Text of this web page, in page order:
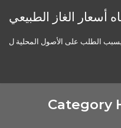
أسعار الغاز الطبيعي
الطلب على الأصول المحلية ل
Category